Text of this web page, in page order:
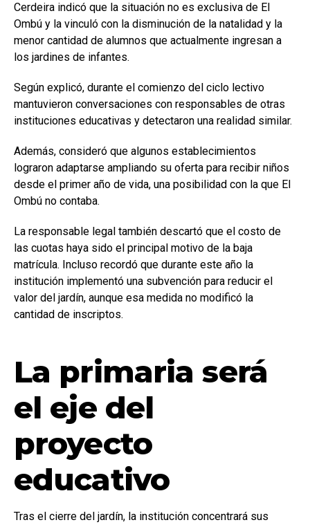
Cerdeira indicó que la situación no es exclusiva de El
Ombú y la vinculó con la disminución de la natalidad y la
menor cantidad de alumnos que actualmente ingresan a
los jardines de infantes.
Según explicó, durante el comienzo del ciclo lectivo
mantuvieron conversaciones con responsables de otras
instituciones educativas y detectaron una realidad similar.
Además, consideró que algunos establecimientos
lograron adaptarse ampliando su oferta para recibir niños
desde el primer año de vida, una posibilidad con la que El
Ombú no contaba.
La responsable legal también descartó que el costo de
las cuotas haya sido el principal motivo de la baja
matrícula. Incluso recordó que durante este año la
institución implementó una subvención para reducir el
valor del jardín, aunque esa medida no modificó la
cantidad de inscriptos.
La primaria será
el eje del
proyecto
educativo
Tras el cierre del jardín, la institución concentrará sus